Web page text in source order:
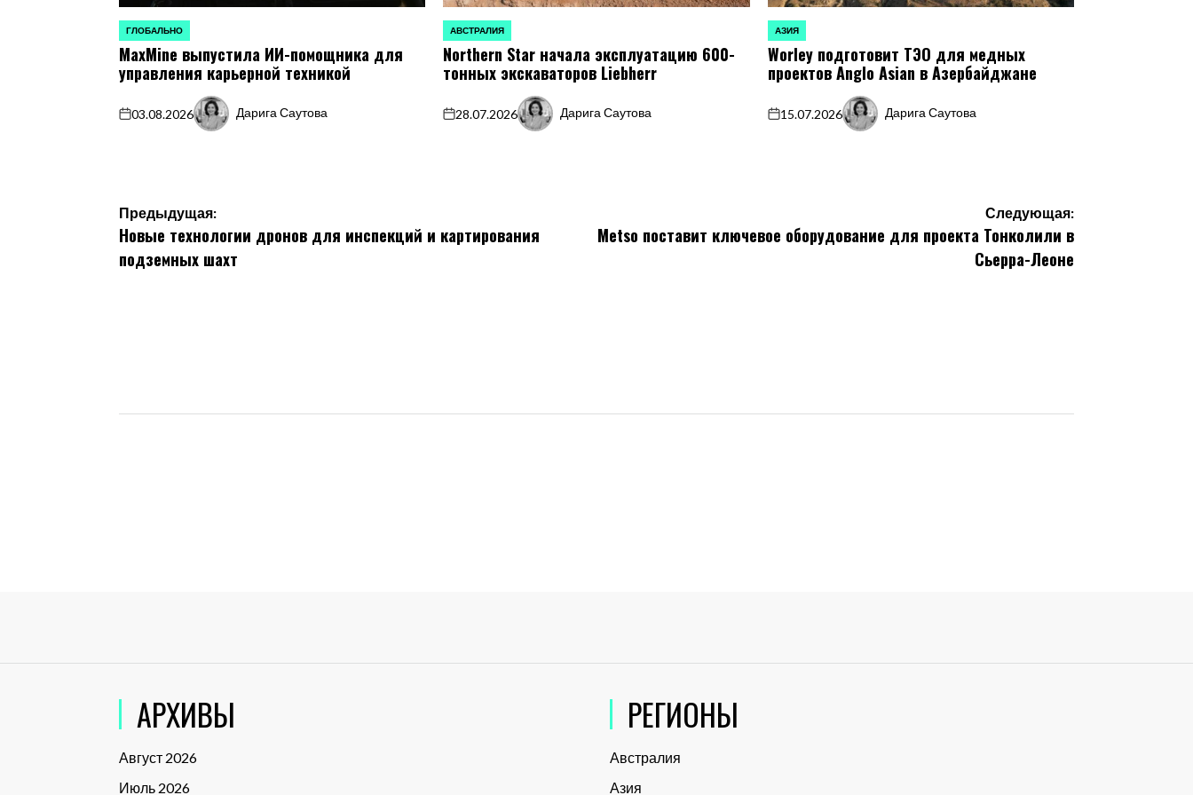
ОПУБЛИКОВАНО
В
ГЛОБАЛЬНО
MaxMine выпустила ИИ-помощника для
управления карьерной техникой
on
03.08.2026
Запись
Дарига Саутова
ОПУБЛИКОВАНО
В
АВСТРАЛИЯ
Northern Star начала эксплуатацию 600-
тонных экскаваторов Liebherr
on
28.07.2026
Запись
Дарига Саутова
ОПУБЛИКОВАНО
В
АЗИЯ
Worley подготовит ТЭО для медных
проектов Anglo Asian в Азербайджане
on
15.07.2026
Запись
Дарига Саутова
Навигация
по
Предыдущая:
Новые технологии дронов для инспекций и картирования
подземных шахт
Следующая:
Metso поставит ключевое оборудование для проекта Тонколили в
Сьерра-Леоне
АРХИВЫ
Август 2026
Июль 2026
РЕГИОНЫ
Австралия
Азия